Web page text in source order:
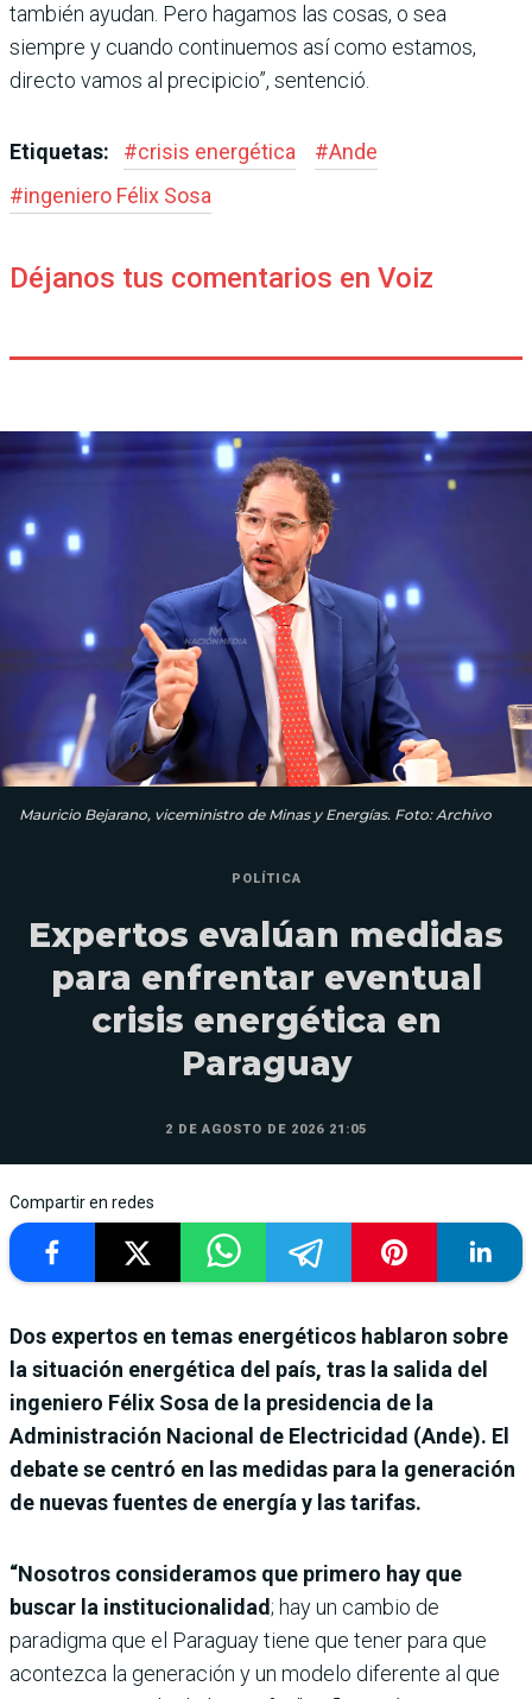
también ayudan. Pero hagamos las cosas, o sea
siempre y cuando conti­nuemos así como estamos,
directo vamos al precipicio”, sentenció.
Etiquetas: #crisis energética #Ande
#ingeniero Félix Sosa
Déjanos tus comentarios en Voiz
Mauricio Bejarano, viceministro de Minas y Energías. Foto: Archivo
POLÍTICA
Expertos evalúan medidas
para enfrentar eventual
crisis energética en
Paraguay
2 DE AGOSTO DE 2026 21:05
Compartir en redes
Dos expertos en temas energéticos hablaron sobre
la situación energética del país, tras la salida del
ingeniero Félix Sosa de la presidencia de la
Administración Nacional de Electricidad (Ande). El
debate se centró en las medidas para la generación
de nuevas fuentes de energía y las tarifas.
“Nosotros consideramos que primero hay que
buscar la institucionalidad; hay un cambio de
paradigma que el Paraguay tiene que tener para que
acontezca la generación y un modelo diferente al que